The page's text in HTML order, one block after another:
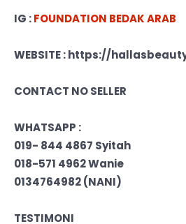
IG :FOUNDATION BEDAK ARAB
WEBSITE : https://
CONTACT NO SELLER
WHATSAPP :
019- 844 4867 Syitah
018-571 4962Wanie
0134764982 (NANI)
TESTIMONI